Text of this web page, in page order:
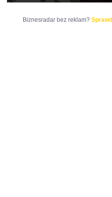
Biznesradar bez reklam?